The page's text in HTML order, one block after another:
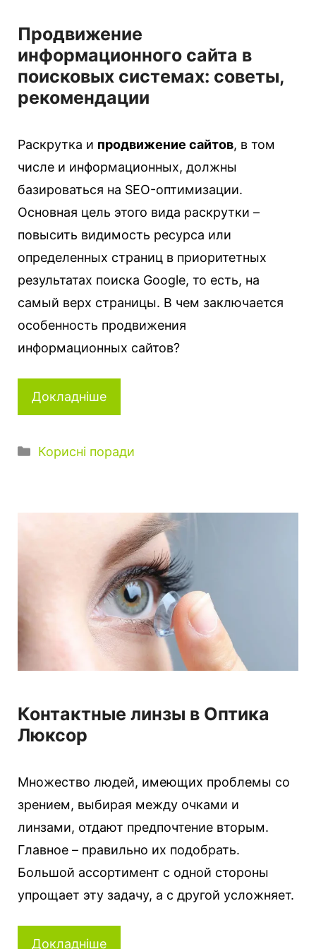
Продвижение
информационного сайта в
поисковых системах: советы,
рекомендации
Раскрутка и продвижение сайтов, в том
числе и информационных, должны
базироваться на SEO-оптимизации.
Основная цель этого вида раскрутки –
повысить видимость ресурса или
определенных страниц в приоритетных
результатах поиска Google, то есть, на
самый верх страницы. В чем заключается
особенность продвижения
информационных сайтов?
Докладніше
К
Корисні поради
Контактные линзы в Оптика
Люксор
Множество людей, имеющих проблемы со
зрением, выбирая между очками и
линзами, отдают предпочтение вторым.
Главное – правильно их подобрать.
Большой ассортимент с одной стороны
упрощает эту задачу, а с другой усложняет.
Докладніше